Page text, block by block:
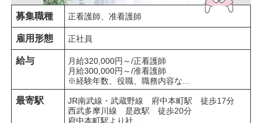
募集職種 正看護師、准看護師
雇用形態 正社員
給与
月給320,000円～/正看護師
月給300,000円～/准看護師
※経験年数、役職、職務内容な...
最寄駅
JR南武線・武蔵野線　府中本町駅　徒歩17分
西武多摩川線　是政駅　徒歩20分
府中本町駅より社...